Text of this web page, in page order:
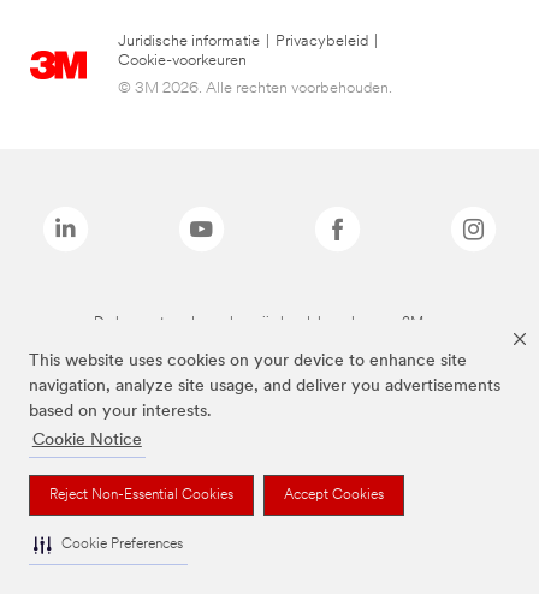
This website uses cookies on your device to enhance site
navigation, analyze site usage, and deliver you advertisements
based on your interests.
Cookie Notice
Reject Non-Essential Cookies Accept Cookies
Cookie Preferences
Juridische informatie Privacybeleid
Cookie-voorkeuren
© 3M 2026. Alle rechten voorbehouden.
De bovenstaande merken zijn handelsmerken van 3M.we